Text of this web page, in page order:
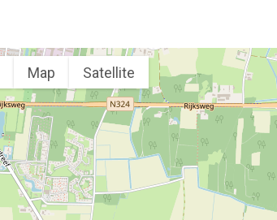
Map Satellite